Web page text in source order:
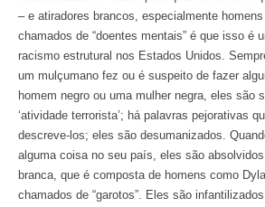
– e atiradores brancos, especialmente
chamados de “doentes mentais” é que isso é
racismo estrutural nos Estados Unidos.
um mulçumano fez ou é suspeito de fazer
homem negro ou uma mulher negra, eles são
‘atividade terrorista’; há palavras pejorativas
descreve-los; eles são desumanizados.
alguma coisa no seu país, eles são
branca, que é composta de homens como
chamados de “garotos”. Eles são